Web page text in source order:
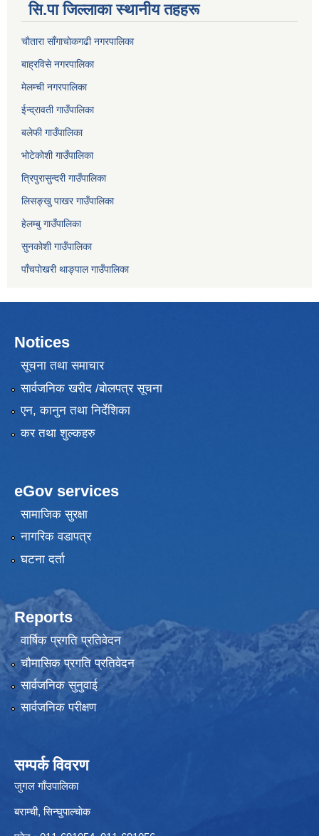
सि.पा जिल्लाका स्थानीय तहहरू
चाैतारा साँगाचाेकगढी नगरपालिका
बाह्रविसे नगरपालिका
मेलम्ची नगरपालिका
ईन्द्रावती गाउँपालिका
बलेफी गाउँपालिका
भोटेकोशी गाउँपालिका
त्रिपुरासुन्दरी गाउँपालिका
लिसङ्खु पाखर गाउँपालिका
हेलम्बु गाउँपालिका
सुनकोशी गाउँपालिका
पाँचपाेखरी थाङ्पाल गाउँपालिका
Notices
सूचना तथा समाचार
सार्वजनिक खरीद /बोलपत्र सूचना
एन, कानुन तथा निर्देशिका
कर तथा शुल्कहरु
eGov services
सामाजिक सुरक्षा
नागरिक वडापत्र
घटना दर्ता
Reports
वार्षिक प्रगति प्रतिवेदन
चौमासिक प्रगति प्रतिवेदन
सार्वजनिक सुनुवाई
सार्वजनिक परीक्षण
सम्पर्क विवरण
जुगल गाँउपालिका
बराम्ची, सिन्घुपाल्चाेक